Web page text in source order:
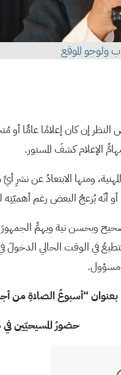
ولوجو الموقع
النظر إن كان إعلامًا عامًّا
الإعلام كشفَ المستور.
المهنية، ومنها الابتعادُ
أنّه يُزعجُ البعض رغم أهميّتِه
وبحسن نية ويهمُّ الجمهورَ
في الوقت الحالي الدخولَ في
حضورُ المسيحيّين في